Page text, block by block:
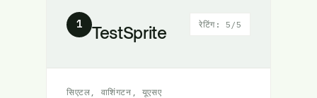
1 TestSprite रेटिंग: 5/5
सिएटल, वाशिंगटन, यूएसए